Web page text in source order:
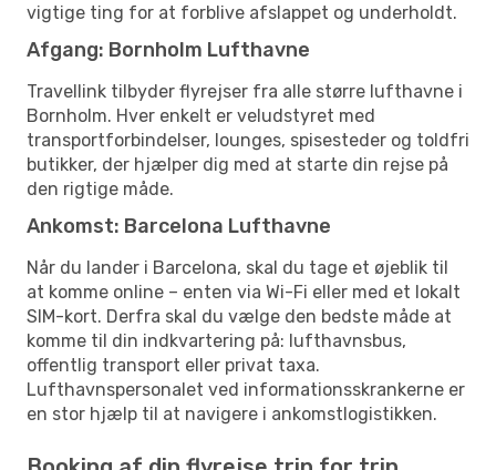
vigtige ting for at forblive afslappet og underholdt.
Afgang: Bornholm Lufthavne
Travellink tilbyder flyrejser fra alle større lufthavne i
Bornholm. Hver enkelt er veludstyret med
transportforbindelser, lounges, spisesteder og toldfri
butikker, der hjælper dig med at starte din rejse på
den rigtige måde.
Ankomst: Barcelona Lufthavne
Når du lander i Barcelona, skal du tage et øjeblik til
at komme online – enten via Wi-Fi eller med et lokalt
SIM-kort. Derfra skal du vælge den bedste måde at
komme til din indkvartering på: lufthavnsbus,
offentlig transport eller privat taxa.
Lufthavnspersonalet ved informationsskrankerne er
en stor hjælp til at navigere i ankomstlogistikken.